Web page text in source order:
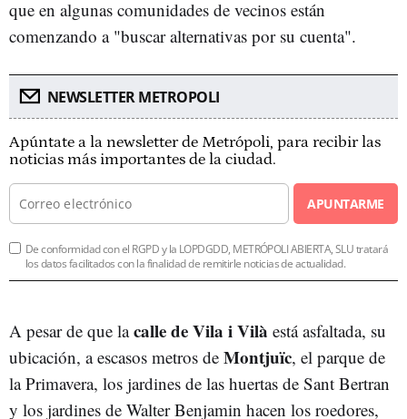
que en algunas comunidades de vecinos están
comenzando a "buscar alternativas por su cuenta".
NEWSLETTER METROPOLI
Apúntate a la newsletter de Metrópoli, para recibir las
noticias más importantes de la ciudad.
APUNTARME
De conformidad con el RGPD y la LOPDGDD, METRÓPOLI ABIERTA, SLU tratará
los datos facilitados con la finalidad de remitirle noticias de actualidad.
A pesar de que lacalle de Vila i Vilà está asfaltada, su
ubicación, a escasos metros de Montjuïc, el parque de
la Primavera, los jardines de las huertas de Sant Bertran
y los jardines de Walter Benjamin hacen los roedores,